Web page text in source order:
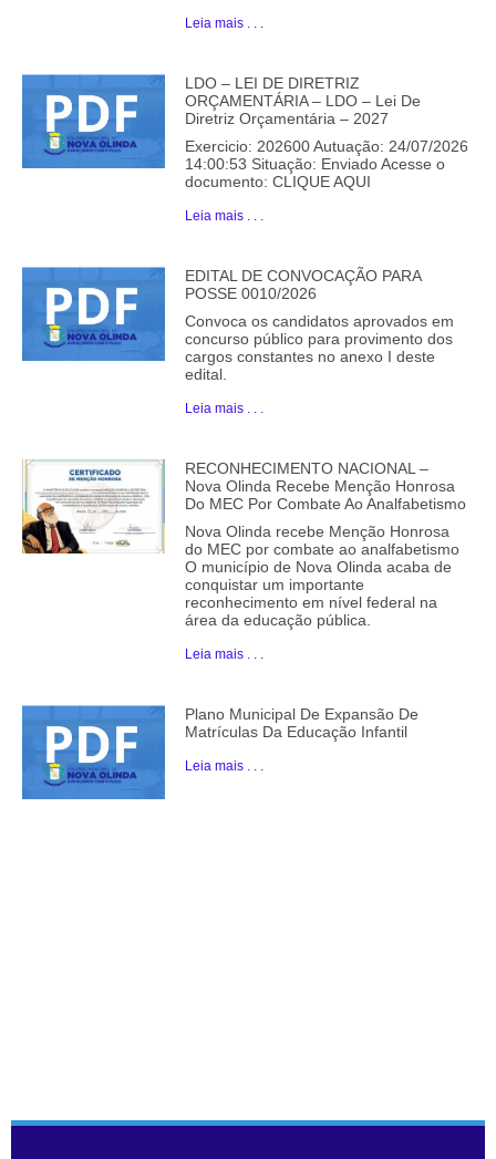
Leia mais . . .
LDO – LEI DE DIRETRIZ
ORÇAMENTÁRIA – LDO – Lei De
Diretriz Orçamentária – 2027
Exercicio: 202600 Autuação: 24/07/2026
14:00:53 Situação: Enviado Acesse o
documento: CLIQUE AQUI
Leia mais . . .
EDITAL DE CONVOCAÇÃO PARA
POSSE 0010/2026
Convoca os candidatos aprovados em
concurso público para provimento dos
cargos constantes no anexo I deste
edital.
Leia mais . . .
RECONHECIMENTO NACIONAL –
Nova Olinda Recebe Menção Honrosa
Do MEC Por Combate Ao Analfabetismo
Nova Olinda recebe Menção Honrosa
do MEC por combate ao analfabetismo
O município de Nova Olinda acaba de
conquistar um importante
reconhecimento em nível federal na
área da educação pública.
Leia mais . . .
Plano Municipal De Expansão De
Matrículas Da Educação Infantil
Leia mais . . .